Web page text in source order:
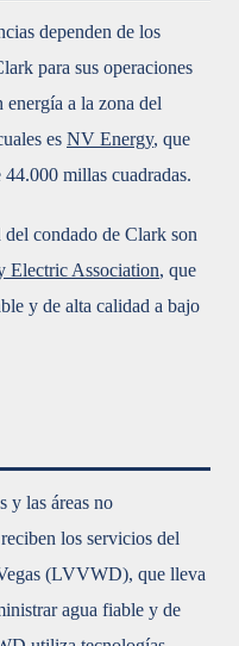
dependen de los
para sus operaciones
energía a la zona del
es NV Energy, que
millas cuadradas.
condado de Clark son
Electric Association, que
y de alta calidad a bajo
y las áreas no
los servicios del
(LVVWD), que lleva
agua fiable y de